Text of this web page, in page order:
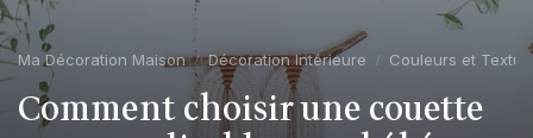
Ma Décoration Maison Décoration Intérieure Couleurs et
Comment choisir une couette